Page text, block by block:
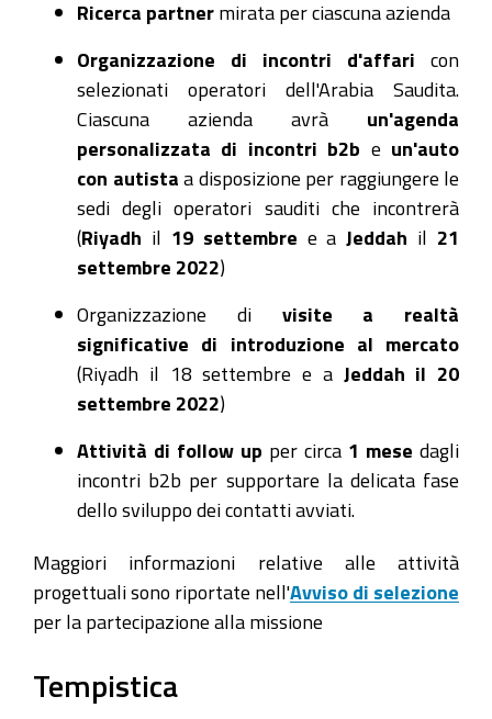
Ricerca partner mirata per ciascuna azienda
Organizzazione di incontri d'affari con
selezionati operatori dell'Arabia Saudita.
Ciascuna azienda avrà un'agenda
personalizzata di incontri b2b e un'auto
con autista a disposizione per raggiungere le
sedi degli operatori sauditi che incontrerà
(Riyadh il 19 settembre e a Jeddah il 21
settembre 2022)
Organizzazione di visite a realtà
significative di introduzione al mercato
(Riyadh il 18 settembre e a
Jeddah il 20
settembre 2022)
Attività di follow up per circa 1 mese dagli
incontri b2b per supportare la delicata fase
dello sviluppo dei contatti avviati.
Maggiori informazioni relative alle attività
progettuali sono riportate nell'Avviso di selezione
per la partecipazione alla missione
Tempistica